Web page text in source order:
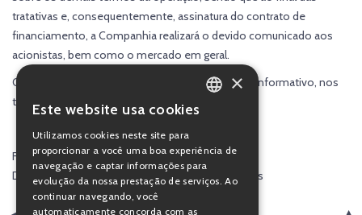
tratativas e, consequentemente, assinatura do contrato de
financiamento, a Companhia realizará o devido comunicado aos
acionistas, bem como o mercado em geral.
O presente material tem caráter exclusivamente informativo, nos
termos da legislação em vigor.
Flávio Martins Tarchi Crivellari
Diretor Financeiro e de Relações com Investidores
PORTUGUESE
×
Este website usa cookies
Utilizamos cookies neste site para
proporcionar a você uma boa experiência de
navegação e captar informações para
evolução da nossa prestação de serviços. Ao
continuar navegando, você
automaticamente concorda com as